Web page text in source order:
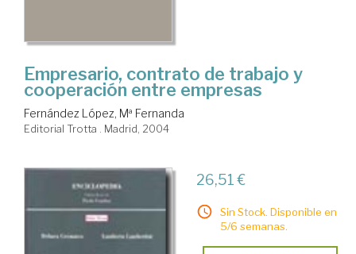
Empresario, contrato de trabajo y
cooperación entre empresas
Fernández López, Mª Fernanda
Editorial Trotta . Madrid, 2004
26,51 €
Sin Stock. Disponible en
5/6 semanas.